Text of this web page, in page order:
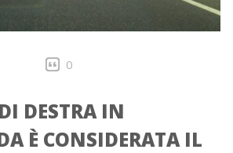
0
DESTRA IN
È CONSIDERATA IL